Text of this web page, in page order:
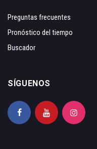
Preguntas frecuentes
Pronóstico del tiempo
Buscador
SÍGUENOS